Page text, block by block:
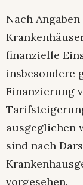
Nach
finanzielle
insbesondere
Finanzierung
ausgeglichen
sind nach
vorgesehen.